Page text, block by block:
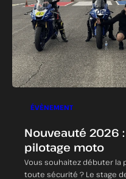
ÉVÈNEMENT
Nouveauté 2026
pilotage moto
Vous souhaitez débuter la
toute sécurité ? Le stage